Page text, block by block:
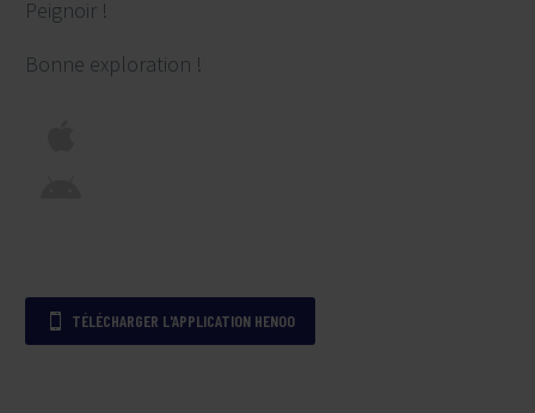
Peignoir !
Bonne exploration !
 TÉLÉCHARGER L'APPLICATION HENOO